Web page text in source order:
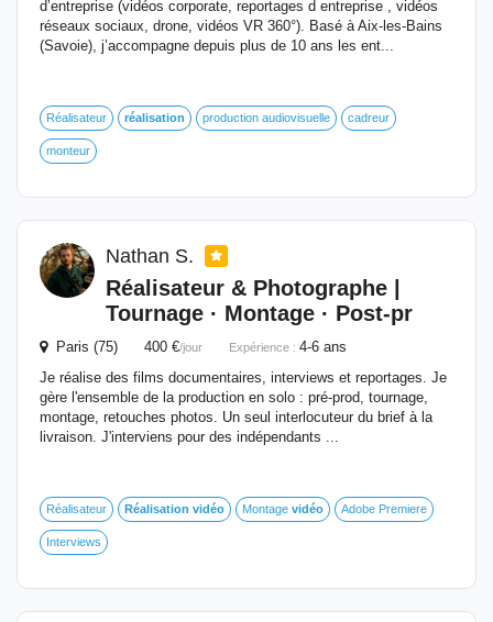
d’entreprise (vidéos corporate, reportages d entreprise , vidéos
réseaux sociaux, drone, vidéos VR 360°). Basé à Aix-les-Bains
(Savoie), j’accompagne depuis plus de 10 ans les ent...
Réalisateur réalisation production audiovisuelle cadreur
monteur
Nathan S.
Réalisateur & Photographe |
Tournage · Montage · Post-pr
Paris (75) 400 €/jour Expérience : 4-6 ans
Je réalise des films documentaires, interviews et reportages. Je
gère l'ensemble de la production en solo : pré-prod, tournage,
montage, retouches photos. Un seul interlocuteur du brief à la
livraison. J'interviens pour des indépendants ...
Réalisateur Réalisation vidéo Montage vidéo Adobe Premiere
Interviews